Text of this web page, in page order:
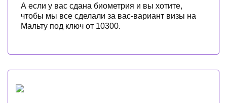
А если у вас сдана биометрия и вы хотите,
чтобы мы все сделали за вас-вариант визы на
Мальту под ключ от 10300.